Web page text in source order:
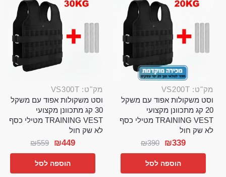
מק"ט: VS200T
וסט משקולות אפוד עם משקל
20 קג מתכוונן מקצועי
TRAINING VEST מטילי כסף
לא שק חול
₪390 ₪339
הוספה לסל
מק"ט: VS300T
וסט משקולות אפוד עם משקל
30 קג מתכוונן מקצועי
TRAINING VEST מטילי כסף
לא שק חול
₪559 ₪449
הוספה לסל